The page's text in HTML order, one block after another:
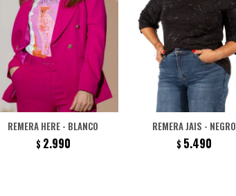
REMERA HERE - BLANCO
$ 2.990
REMERA JAIS - NEGRO
$ 5.490